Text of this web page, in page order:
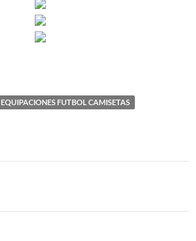
EQUIPACIONES FUTBOL CAMISETAS